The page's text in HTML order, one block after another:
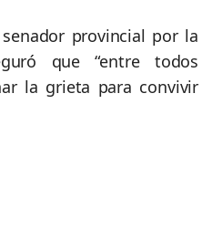
provincial por la
que “entre todos
la grieta para convivir